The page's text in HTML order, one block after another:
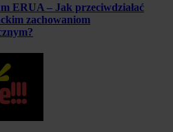
ERUA – Jak przeciwdziałać
zachowaniom